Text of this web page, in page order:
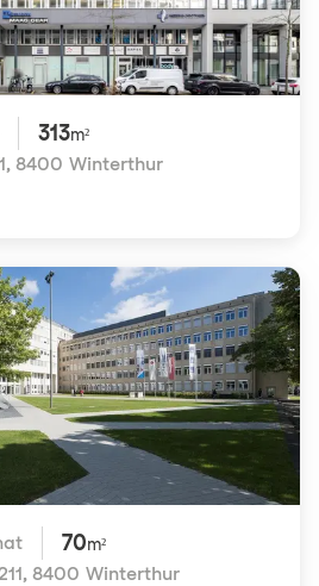
313m²
, 8400 Winterthur
70m²
, 8400 Winterthur